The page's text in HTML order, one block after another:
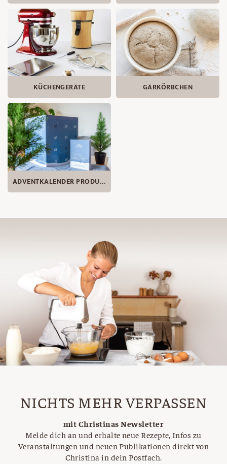
KÜCHENGERÄTE GÄRKÖRBCHEN
ADVENTKALENDER PRODUKTE
NICHTS MEHR VERPASSEN
mit Christinas Newsletter
Melde dich an und erhalte neue Rezepte, Infos zu
Veranstaltungen und neuen Publikationen direkt von
Christina in dein Postfach.